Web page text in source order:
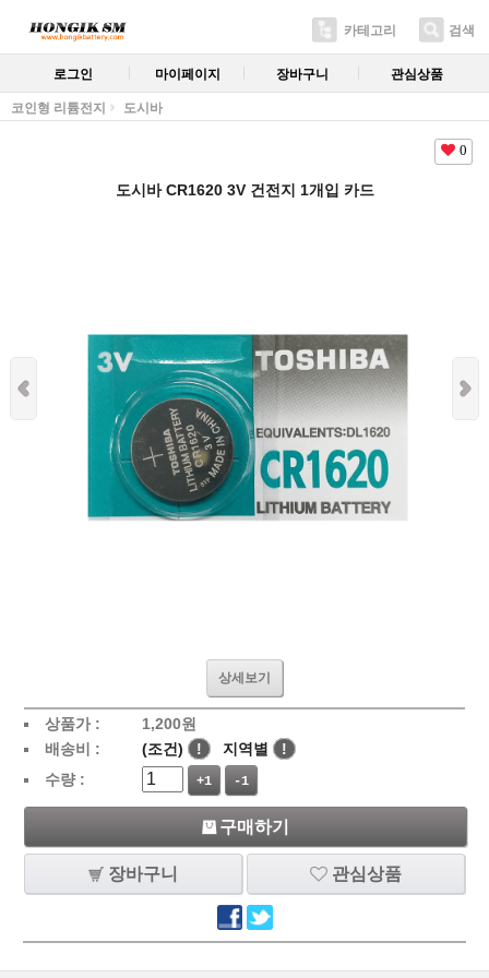
카테고리 검색
로그인 마이페이지 장바구니 관심상품
코인형 리튬전지 도시바
0
도시바 CR1620 3V 건전지 1개입 카드
상세보기
상품가 : 1,200원
배송비 :
(조건) ! 지역별
!
수량 :
+1 -1
구매하기
장바구니 관심상품